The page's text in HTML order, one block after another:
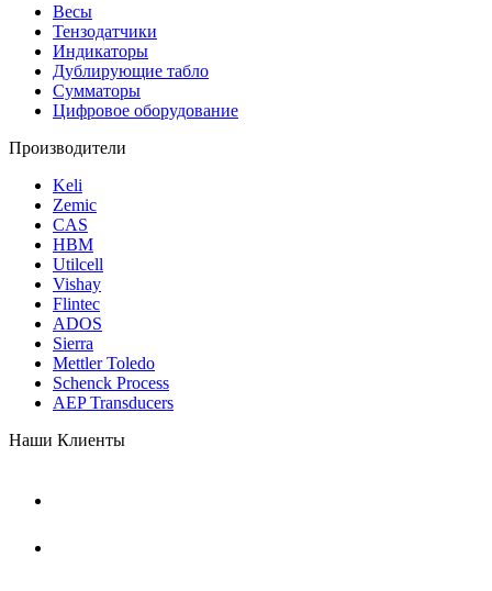
Весы
Тензодатчики
Индикаторы
Дублирующие табло
Сумматоры
Цифровое оборудование
Производители
Keli
Zemic
CAS
HBM
Utilcell
Vishay
Flintec
ADOS
Sierra
Mettler Toledo
Schenck Process
AEP Transducers
Наши Клиенты